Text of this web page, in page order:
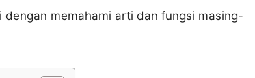
memahami arti dan fungsi masing-